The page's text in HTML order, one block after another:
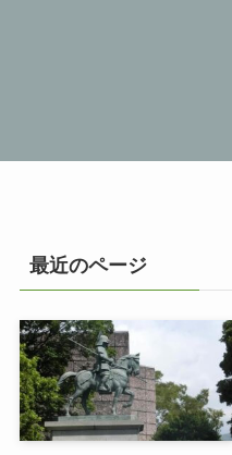
最近のページ